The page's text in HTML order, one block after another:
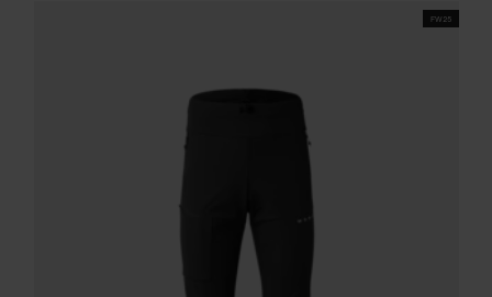
FW25